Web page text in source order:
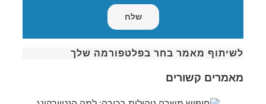
לשיתוף מאמר בחר בפלטפורמה שלך
מאמרים קשורים